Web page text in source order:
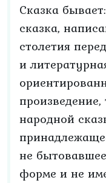
Сказка
сказка,
столетия
и
произведение,
народной
не
форме и не